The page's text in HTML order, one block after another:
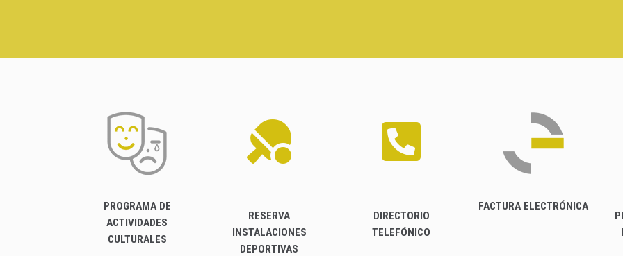
PROGRAMA DE
ACTIVIDADES
CULTURALES
RESERVA
INSTALACIONES
DEPORTIVAS
DIRECTORIO
TELEFÓNICO
FACTURA ELECTRÓNICA